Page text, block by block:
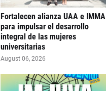
Fortalecen alianza UAA e IMMA
para impulsar el desarrollo
integral de las mujeres
universitarias
August 06, 2026